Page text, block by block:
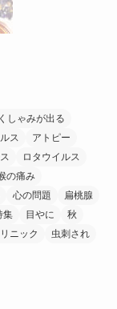
くしゃみが出る
ス
アトピー
ロタウイルス
の痛み
心の問題
扁桃腺
集 目やに
秋
ニック
虫刺され